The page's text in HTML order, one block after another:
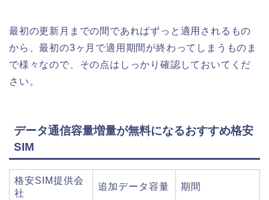
最初の更新月までの間であればずっと適用されるもの
から、最初の3ヶ月で適用期間が終わってしまうものま
で様々なので、その点はしっかり確認しておいてくだ
さい。
データ通信容量増量が無料になるおすすめ格安
SIM
格安SIM提供会
社
追加データ容量 期間